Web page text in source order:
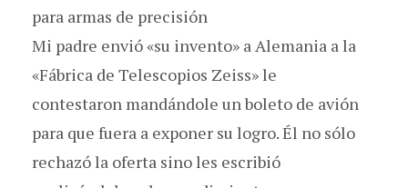
para armas de precisión
Mi padre envió «su invento» a Alemania a la
«Fábrica de Telescopios Zeiss» le
contestaron mandándole un boleto de avión
para que fuera a exponer su logro. Él no sólo
rechazó la oferta sino les escribió